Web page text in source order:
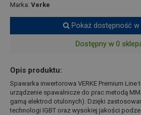
Marka: Verke
Pokaż dostępność w
Dostępny w 0
Opis produktu:
Spawarka inwertorowa VERKE Premium Line
urządzenie spawalnicze do prac metodą
gamą elektrod otulonych). Dzięki
technologi IGBT oraz wysokiej jakości